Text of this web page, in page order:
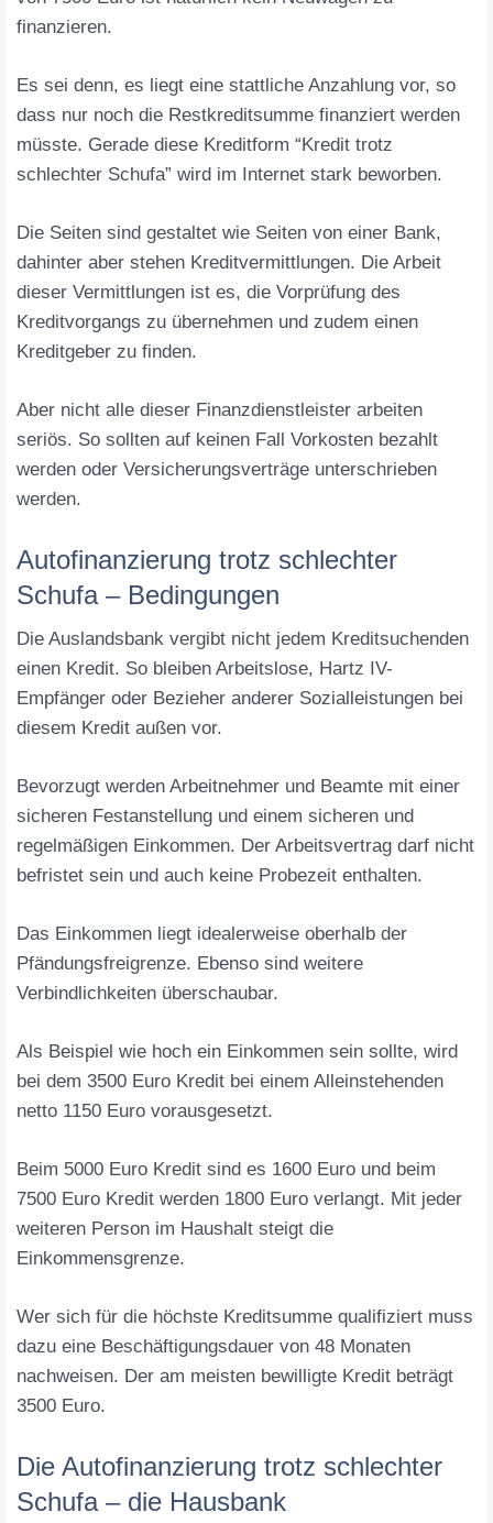
finanzieren.
Es sei denn, es liegt eine stattliche Anzahlung vor, so
dass nur noch die Restkreditsumme finanziert werden
müsste. Gerade diese Kreditform “Kredit trotz
schlechter Schufa” wird im Internet stark beworben.
Die Seiten sind gestaltet wie Seiten von einer Bank,
dahinter aber stehen Kreditvermittlungen. Die Arbeit
dieser Vermittlungen ist es, die Vorprüfung des
Kreditvorgangs zu übernehmen und zudem einen
Kreditgeber zu finden.
Aber nicht alle dieser Finanzdienstleister arbeiten
seriös. So sollten auf keinen Fall Vorkosten bezahlt
werden oder Versicherungsverträge unterschrieben
werden.
Autofinanzierung trotz schlechter
Schufa – Bedingungen
Die Auslandsbank vergibt nicht jedem Kreditsuchenden
einen Kredit. So bleiben Arbeitslose, Hartz IV-
Empfänger oder Bezieher anderer Sozialleistungen bei
diesem Kredit außen vor.
Bevorzugt werden Arbeitnehmer und Beamte mit einer
sicheren Festanstellung und einem sicheren und
regelmäßigen Einkommen. Der Arbeitsvertrag darf nicht
befristet sein und auch keine Probezeit enthalten.
Das Einkommen liegt idealerweise oberhalb der
Pfändungsfreigrenze. Ebenso sind weitere
Verbindlichkeiten überschaubar.
Als Beispiel wie hoch ein Einkommen sein sollte, wird
bei dem 3500 Euro Kredit bei einem Alleinstehenden
netto 1150 Euro vorausgesetzt.
Beim 5000 Euro Kredit sind es 1600 Euro und beim
7500 Euro Kredit werden 1800 Euro verlangt. Mit jeder
weiteren Person im Haushalt steigt die
Einkommensgrenze.
Wer sich für die höchste Kreditsumme qualifiziert muss
dazu eine Beschäftigungsdauer von 48 Monaten
nachweisen. Der am meisten bewilligte Kredit beträgt
3500 Euro.
Die Autofinanzierung trotz schlechter
Schufa – die Hausbank